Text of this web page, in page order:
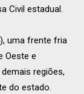
Civil estadual.
uma frente fria
Oeste e
regiões,
do estado.